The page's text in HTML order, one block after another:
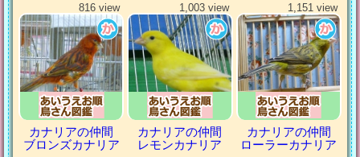
816 view
カナリアの仲間
ブロンズカナリア
1,003 view
カナリアの仲間
レモンカナリア
1,151 view
カナリアの仲間
ローラーカナリア